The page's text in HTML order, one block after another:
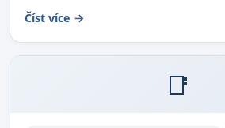
Číst více →
📑